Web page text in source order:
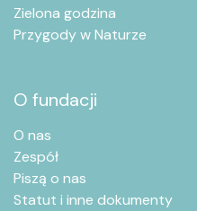
Zielona godzina
Przygody w Naturze
O fundacji
O nas
Zespół
Piszą o nas
Statut i inne dokumenty